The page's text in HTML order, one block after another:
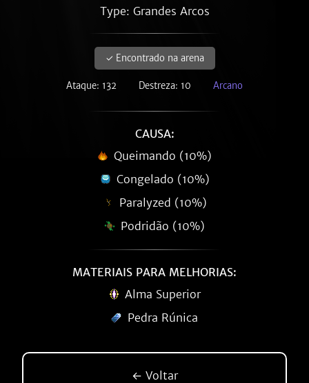
Type: Grandes Arcos
✓ Encontrado na arena
Ataque: 132 Destreza: 10 Arcano
CAUSA:
Queimando (10%)
Congelado (10%)
Paralyzed (10%)
Podridão (10%)
MATERIAIS PARA MELHORIAS:
Alma Superior
Pedra Rúnica
← Voltar